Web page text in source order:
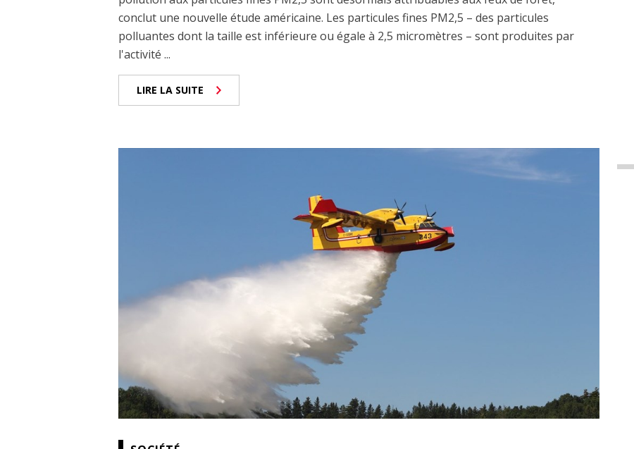
conclut une nouvelle étude américaine. Les particules fines PM2,5 – des particules
polluantes dont la taille est inférieure ou égale à 2,5 micromètres – sont produites par
l'activité ...
LIRE LA SUITE